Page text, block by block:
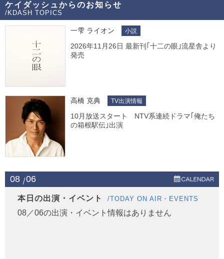
ケイダッシュからのお知らせ
/KDASH TOPICS
一雫 ライオン 小説
2026年11月26日 最新刊｢十二の眼｣流星舎より
発売
高橋 克典 TV出演情報
10月放送スタート NTV系連続ドラマ｢俺たち
の箱根駅伝｣出演
08 06
本日の出演・イベント /TODAY ON AIR・EVENTS
08／06の出演・イベント情報はありません